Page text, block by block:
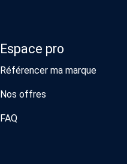
Espace pro
Référencer ma marque
Nos offres
FAQ